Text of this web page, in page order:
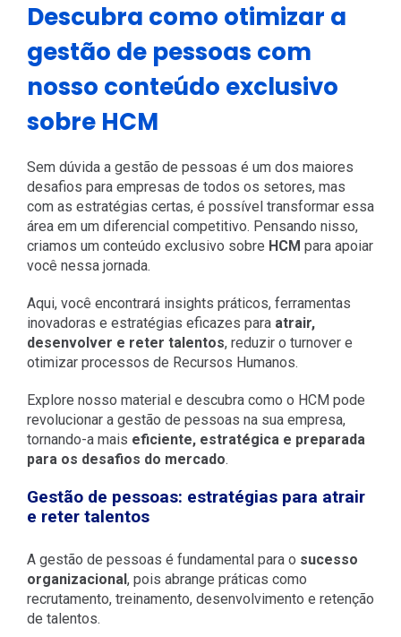
Descubra como otimizar a
gestão de pessoas com
nosso conteúdo exclusivo
sobre HCM
Sem dúvida a gestão de pessoas é um dos maiores
desafios para empresas de todos os setores, mas
com as estratégias certas, é possível transformar essa
área em um diferencial competitivo. Pensando nisso,
criamos um conteúdo exclusivo sobre HCM para apoiar
você nessa jornada.
Aqui, você encontrará insights práticos, ferramentas
inovadoras e estratégias eficazes para atrair,
desenvolver e reter talentos, reduzir o turnover e
otimizar processos de Recursos Humanos.
Explore nosso material e descubra como o HCM pode
revolucionar a gestão de pessoas na sua empresa,
tornando-a mais eficiente, estratégica e preparada
para os desafios do mercado.
Gestão de pessoas: estratégias para atrair
e reter talentos
A gestão de pessoas é fundamental para o sucesso
organizacional, pois abrange práticas como
recrutamento, treinamento, desenvolvimento e retenção
de talentos.